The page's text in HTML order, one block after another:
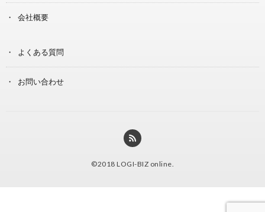
会社概要
よくある質問
お問い合わせ
©2018 LOGI-BIZ online